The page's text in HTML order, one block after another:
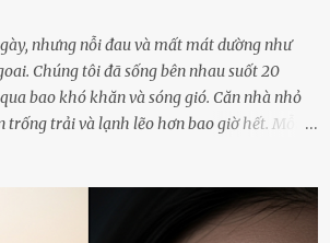
nhưng nỗi đau và mất mát dường như
Chúng tôi đã sống bên nhau suốt 20
bao khó khăn và sóng gió. Căn nhà nhỏ
trống trải và lạnh lẽo hơn bao giờ hết. Mỗi
tận, chẳng còn muốn làm gì ngoài việc
ấy. Nhưng cuộc sống không cho phép tôi mãi